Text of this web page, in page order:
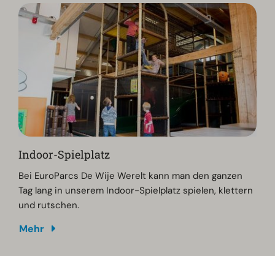
Indoor-Spielplatz
Bei EuroParcs De Wije Werelt kann man den ganzen
Tag lang in unserem Indoor-Spielplatz spielen, klettern
und rutschen.
Mehr